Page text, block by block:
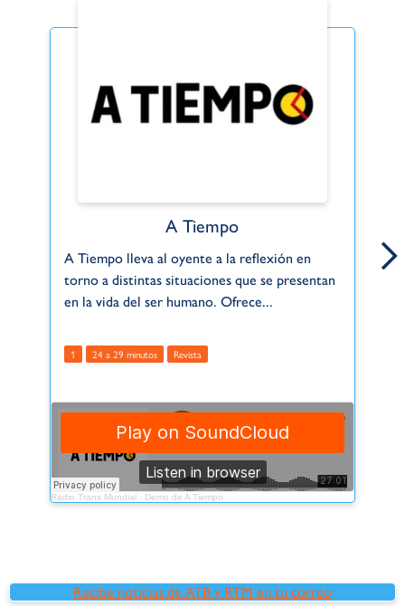
A Tiempo
A Tiempo lleva al oyente a la reflexión en
torno a distintas situaciones que se presentan
en la vida del ser humano. Ofrece...
1 24 a 29 minutos Revista
Radio Trans Mundial · Demo de A Tiempo
A
Recibe noticias de ATB y RTM en tu correo